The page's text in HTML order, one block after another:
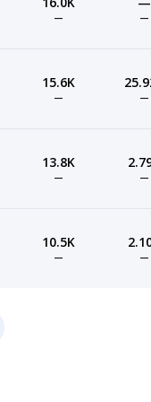
— —
15.6K
— —
13.8K
— —
10.5K
— —